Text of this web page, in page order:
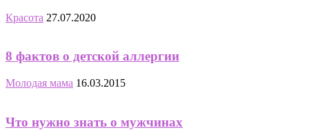
Красота 27.07.2020
8 фактов о детской аллергии
Молодая мама 16.03.2015
Что нужно знать о мужчинах